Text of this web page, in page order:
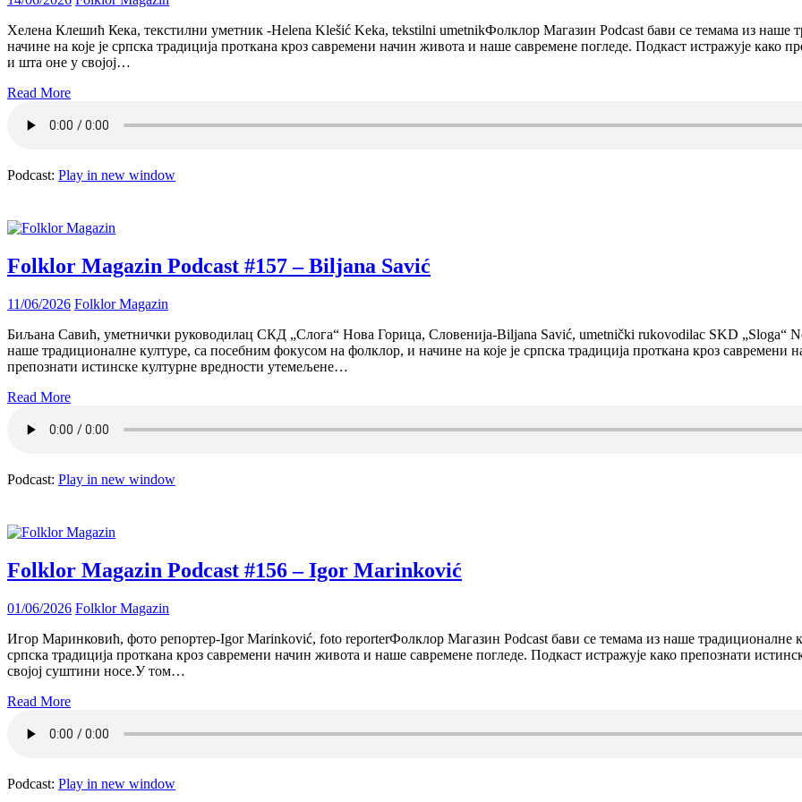
Хелена Клешић Кека, текстилни уметник -Helena Klešić Keka, tekstilni umetnikФолклор Магазин Podcast бави се темама из наше
начине на које је српска традиција проткана кроз савремени начин живота и наше савремене погледе. Подкаст истражује како
и шта оне у својој…
Read More
Podcast: Play in new window
Folklor Magazin Podcast #157 – Biljana Savić
11/06/2026 Folklor Magazin
Биљана Савић, уметнички руководилац СКД „Слога“ Нова Горица, Словенија-Biljana Savić, umetnički rukovodilac SKD „Sloga“
наше традиционалне културе, са посебним фокусом на фолклор, и начине на које је српска традиција проткана кроз савремени
препознати истинске културне вредности утемељене…
Read More
Podcast: Play in new window
Folklor Magazin Podcast #156 – Igor Marinković
01/06/2026 Folklor Magazin
Игор Маринковић, фото репортер-Igor Marinković, foto reporterФолклор Магазин Podcast бави се темама из наше традиционалне
српска традиција проткана кроз савремени начин живота и наше савремене погледе. Подкаст истражује како препознати
својој суштини носе.У том…
Read More
Podcast: Play in new window